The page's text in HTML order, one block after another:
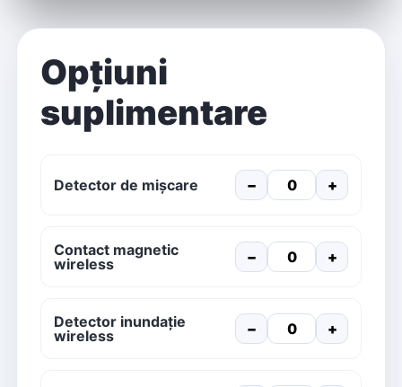
Opțiuni
suplimentare
Detector de mișcare − +
Contact magnetic
wireless
− +
Detector inundație
wireless
− +